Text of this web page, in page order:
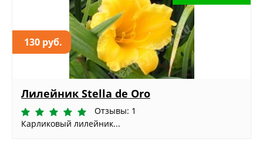
130 руб.
Лилейник Stella de Oro
Отзывы: 1
Карликовый лилейник...